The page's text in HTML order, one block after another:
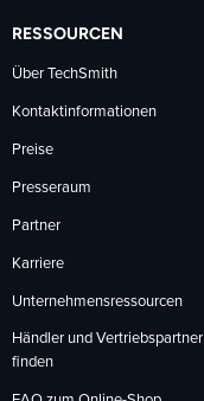
RESSOURCEN
Über TechSmith
Kontaktinformationen
Preise
Presseraum
Partner
Karriere
Unternehmensressourcen
Händler und Vertriebspartner
finden